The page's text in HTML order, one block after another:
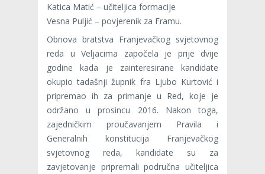
Katica Matić – učiteljica formacije
Vesna Puljić – povjerenik za Framu.
Obnova bratstva Franjevačkog svjetovnog
reda u Veljacima započela je prije dvije
godine kada je zainteresirane kandidate
okupio tadašnji župnik fra Ljubo Kurtović i
pripremao ih za primanje u Red, koje je
održano u prosincu 2016. Nakon toga,
zajedničkim proučavanjem Pravila i
Generalnih konstitucija Franjevačkog
svjetovnog reda, kandidate su za
zavjetovanje pripremali područna učiteljica